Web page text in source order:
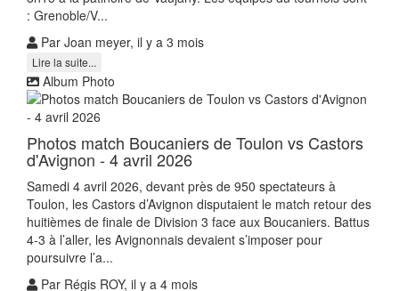
: Grenoble/V...
Par Joan meyer, il y a 3 mois
Lire la suite...
Album Photo
Photos match Boucaniers de Toulon vs Castors
d'Avignon - 4 avril 2026
Samedi 4 avril 2026, devant près de 950 spectateurs à
Toulon, les Castors d’Avignon disputaient le match retour des
huitièmes de finale de Division 3 face aux Boucaniers. Battus
4-3 à l’aller, les Avignonnais devaient s’imposer pour
poursuivre l’a...
Par Régis ROY, il y a 4 mois